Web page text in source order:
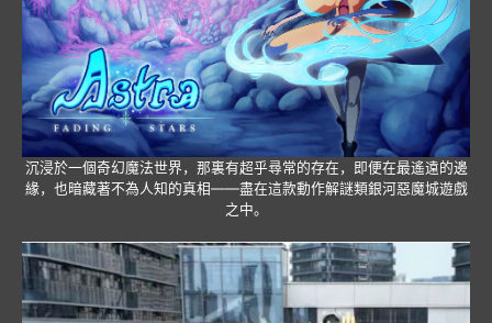
沉浸於一個奇幻魔法世界，那裏有超乎尋常的存在，即便在最遙遠的邊
緣，也暗藏著不為人知的真相——盡在這款動作解謎類銀河惡魔城遊戲
之中。